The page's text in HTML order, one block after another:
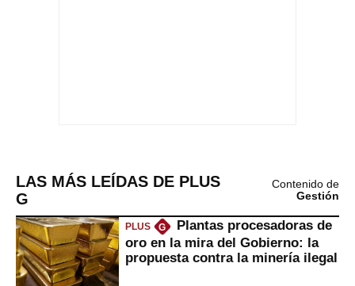
LAS MÁS LEÍDAS DE PLUS
G
Contenido de
Gestión
PLUS G
Plantas procesadoras de
oro en la mira del Gobierno: la
propuesta contra la minería ilegal